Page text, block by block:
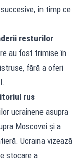
în timp ce
resturilor
au fost trimise în
fără a oferi
rus
ucrainene asupra
Moscovei și a
Ucraina vizează
stocare a